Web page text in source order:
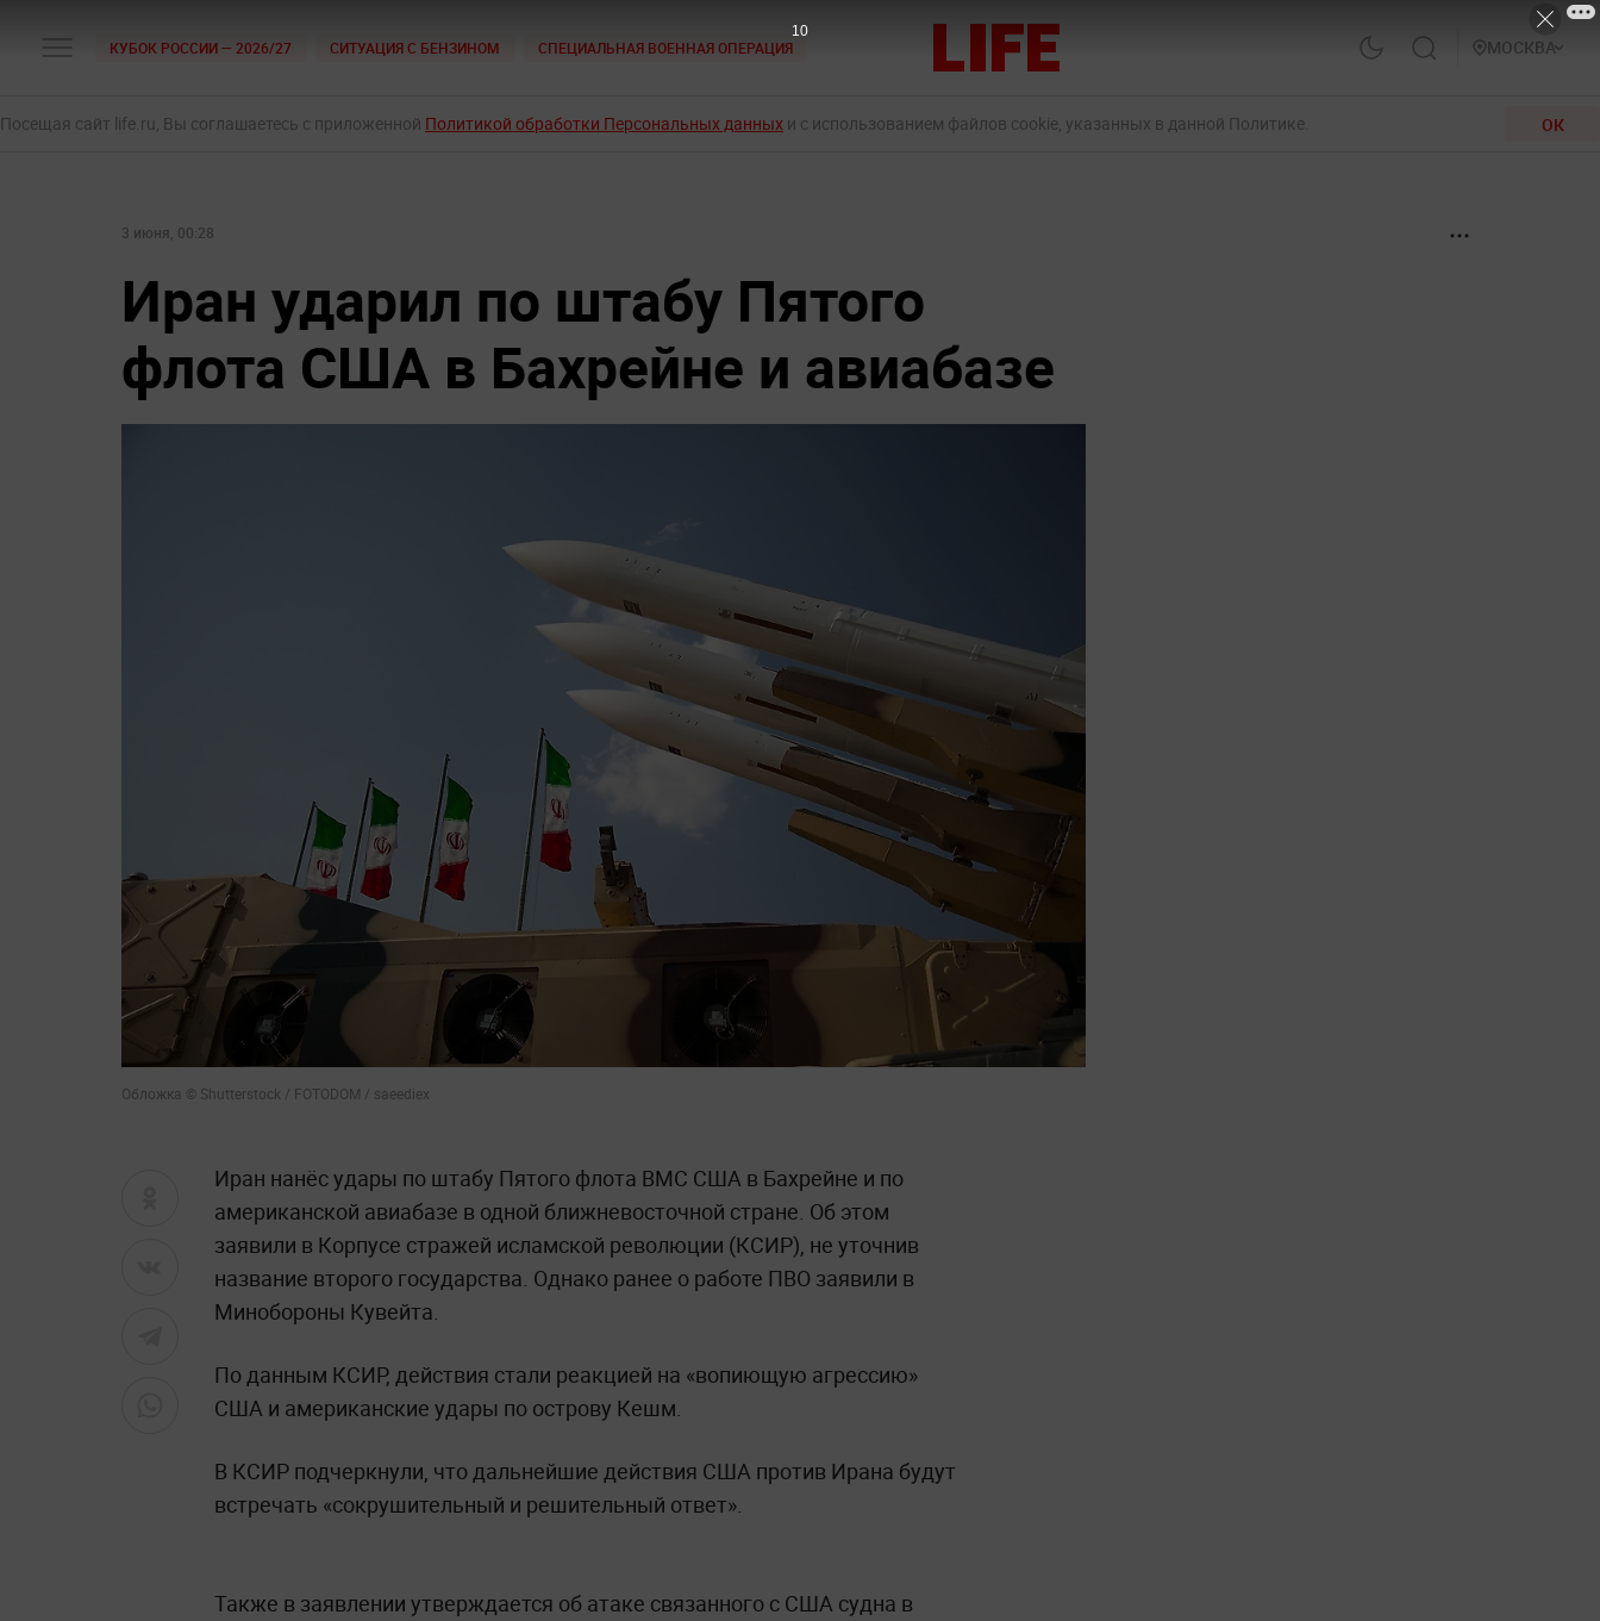
КУБОК РОССИИ — 2026/27 СИТУАЦИЯ С БЕНЗИНОМ СПЕЦИАЛЬНАЯ ВОЕННАЯ ОПЕРАЦИЯ МОСКВА
Посещая сайт life.ru, Вы соглашаетесь с приложенной Политикой обработки Персональных данных и с использованием файлов cookie, указанных в данной Политике. ОК
3 июня, 00:28
Иран ударил по штабу Пятого
флота США в Бахрейне и авиабазе
Обложка © Shutterstock / FOTODOM / saeediex
Иран нанёс удары по штабу Пятого флота ВМС США в Бахрейне и по
американской авиабазе в одной ближневосточной стране. Об этом
заявили в Корпусе стражей исламской революции (КСИР), не уточнив
название второго государства. Однако ранее о работе ПВО заявили в
Минобороны Кувейта.
По данным КСИР, действия стали реакцией на «вопиющую агрессию»
США и американские удары по острову Кешм.
В КСИР подчеркнули, что дальнейшие действия США против Ирана будут
встречать «сокрушительный и решительный ответ».
Также в заявлении утверждается об атаке связанного с США судна в
9